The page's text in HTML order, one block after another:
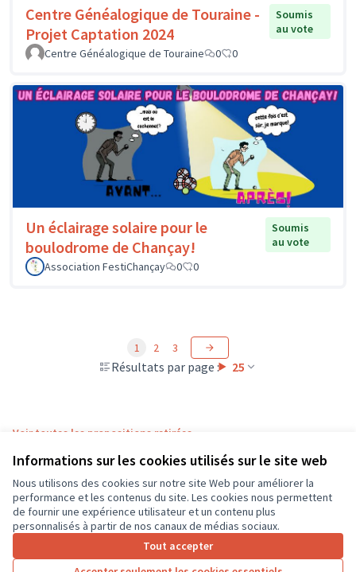
Informations sur les cookies utilisés sur le site web
Nous utilisons des cookies sur notre site Web pour améliorer la
performance et les contenus du site. Les cookies nous permettent
de fournir une expérience utilisateur et un contenu plus
personnalisés à partir de nos canaux de médias sociaux.
Tout accepter
Centre Généalogique de Touraine -
Projet Captation 2024
Soumis
au vote
Centre Généalogique de Touraine
0 0
Un éclairage solaire pour le
boulodrome de Chançay!
Soumis
au vote
Association FestiChançay
0 0
Résultats par page : 25
1 2 3
Voir toutes les propositions retirées
Conditions d'utilisation
Paramètres des cookies
CD37 sur X
(Lien externe)
CD37 sur Facebook
CD37 sur Instagram
CD37 sur YouTube
(Lien externe)